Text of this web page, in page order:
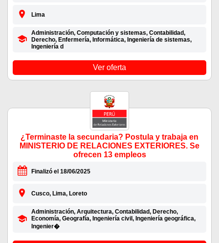
Lima
Administración, Computación y sistemas, Contabilidad,
Derecho, Enfermería, Informática, Ingeniería de sistemas,
Ingeniería d
Ver oferta
¿Terminaste la secundaria? Postula y trabaja en
MINISTERIO DE RELACIONES EXTERIORES. Se
ofrecen 13 empleos
Finalizó el 18/06/2025
Cusco, Lima, Loreto
Administración, Arquitectura, Contabilidad, Derecho,
Economía, Geografía, Ingeniería civil, Ingeniería geográfica,
Ingenier�